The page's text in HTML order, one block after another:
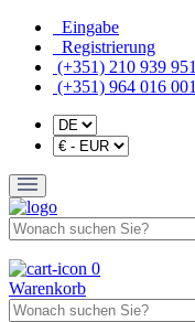
Eingabe
Registrierung
(+351) 210 939 951
(+351) 964 016 001
0
Warenkorb